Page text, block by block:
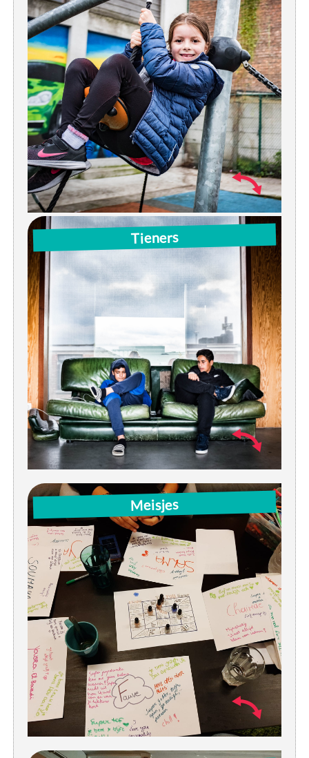
Tieners
Woe: 14u-16u | instuif / activiteit
Do: 17u-18:30u | instuif / activiteit
Vrij: 17u-19u | instuif / activiteit
Za: instuif/sportballon (afwisselend)
Meisjes
Woe: 16u-18u | instuif / activiteit (-16j)
Do: 17u-19u | instuif / activiteit (-16j)
Vrij: 19u-21:30u | instuif / activiteit (16+j) (1/maand)
Za: 14u-17u | instuif / activiteit (afwisselend
tieners/jongeren)